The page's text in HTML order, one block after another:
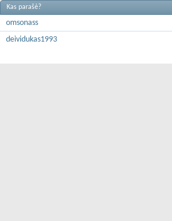
Kas parašė?
omsonass
deividukas1993